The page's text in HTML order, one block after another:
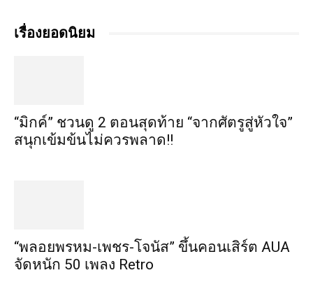
เรื่องยอดนิยม
“มิกค์” ชวนดู 2 ตอนสุดท้าย “จากศัตรูสู่หัวใจ”
สนุกเข้มข้นไม่ควรพลาด!!
“พลอยพรหม-เพชร-โจนัส” ขึ้นคอนเสิร์ต AUA
จัดหนัก 50 เพลง Retro